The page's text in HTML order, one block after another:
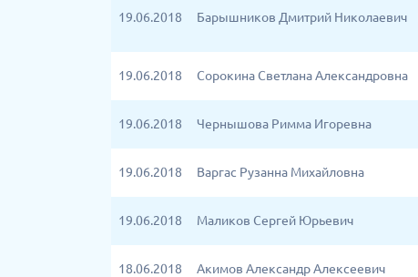
19.06.2018 Барышников Дмитрий Николаевич
19.06.2018 Сорокина Светлана Александровна
19.06.2018 Чернышова Римма Игоревна
19.06.2018 Варгас Рузанна Михайловна
19.06.2018 Маликов Сергей Юрьевич
18.06.2018 Акимов Александр Алексеевич